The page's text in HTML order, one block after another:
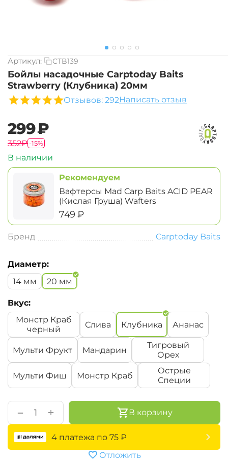
Артикул: CTB139
Бойлы насадочные Carptoday Baits
Strawberry (Клубника) 20мм
Отзывов: 292Написать отзыв
‍299‍₽
‍352‍₽-15%
В наличии
Рекомендуем
Вафтерсы Mad Carp Baits ACID PEAR
(Кислая Груша) Wafters
‍749‍ ₽
Бренд Carptoday Baits
Диаметр:
14 мм
20 мм
Вкус:
Монстр Краб
черный
Слива Клубника Ананас
Мульти Фрукт Мандарин
Тигровый
Орех
Мульти Фиш Монстр Краб
Острые
Специи
+
− В корзину
4 платежа по 75 ₽
Отложить